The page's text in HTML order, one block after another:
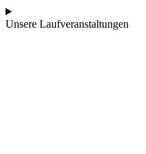
Unsere Laufveranstaltungen